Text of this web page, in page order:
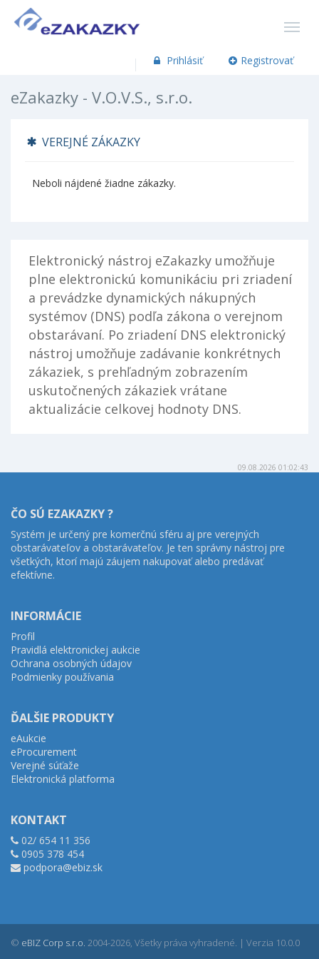
Prihlásiť Registrovať
eZakazky - V.O.V.S., s.r.o.
VEREJNÉ ZÁKAZKY
Neboli nájdené žiadne zákazky.
Elektronický nástroj eZakazky umožňuje
plne elektronickú komunikáciu pri zriadení
a prevádzke dynamických nákupných
systémov (DNS) podľa zákona o verejnom
obstarávaní. Po zriadení DNS elektronický
nástroj umožňuje zadávanie konkrétnych
zákaziek, s prehľadným zobrazením
uskutočnených zákaziek vrátane
aktualizácie celkovej hodnoty DNS.
09.08.2026 01:02:43
ČO SÚ EZAKAZKY ?
Systém je určený pre komerčnú sféru aj pre verejných
obstarávateľov a obstarávateľov. Je ten správny nástroj pre
všetkých, ktorí majú záujem nakupovať alebo predávať
efektívne.
INFORMÁCIE
Profil
Pravidlá elektronickej aukcie
Ochrana osobných údajov
Podmienky používania
ĎALŠIE PRODUKTY
eAukcie
eProcurement
Verejné súťaže
Elektronická platforma
KONTAKT
02/ 654 11 356
0905 378 454
podpora@ebiz.sk
© eBIZ Corp s.r.o. 2004-2026, Všetky práva vyhradené. | Verzia 10.0.0